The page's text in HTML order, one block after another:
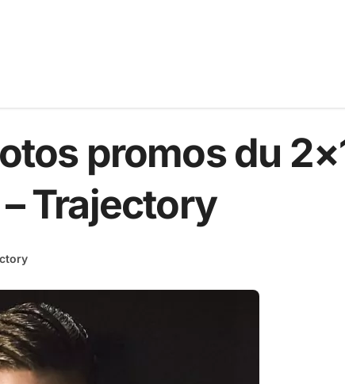
promos du
Trajectory